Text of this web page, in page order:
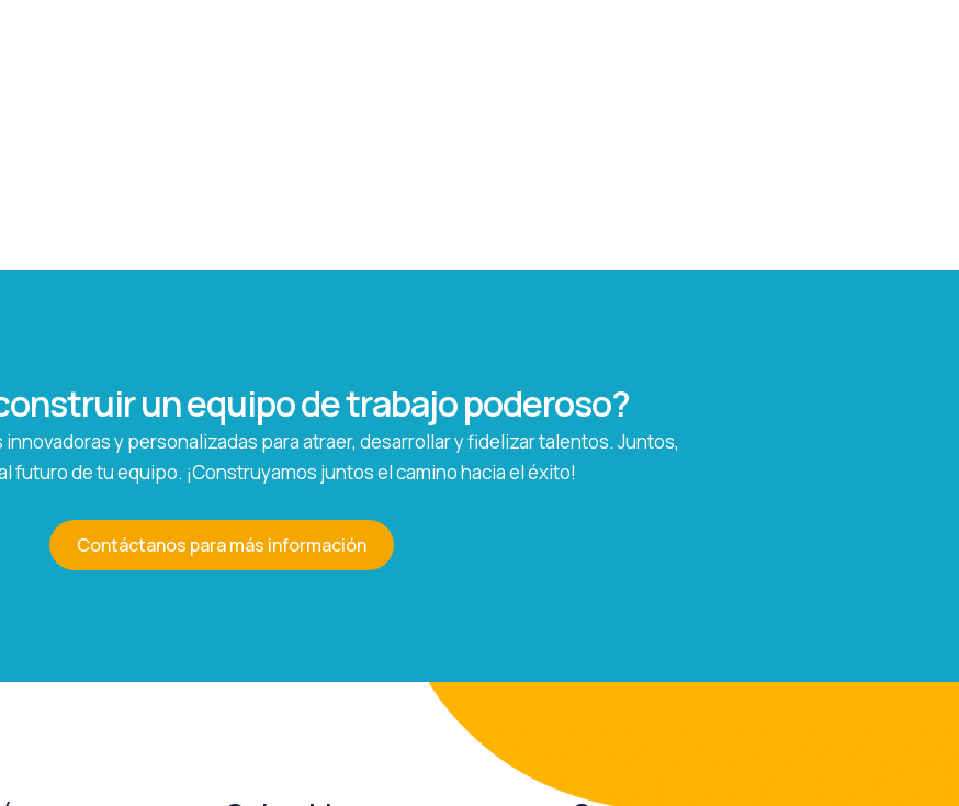
un equipo de trabajo poderoso?
y personalizadas para atraer, desarrollar y fidelizar talentos. Juntos,
futuro de tu equipo. ¡Construyamos juntos el camino hacia el éxito!
Contáctanos para más información